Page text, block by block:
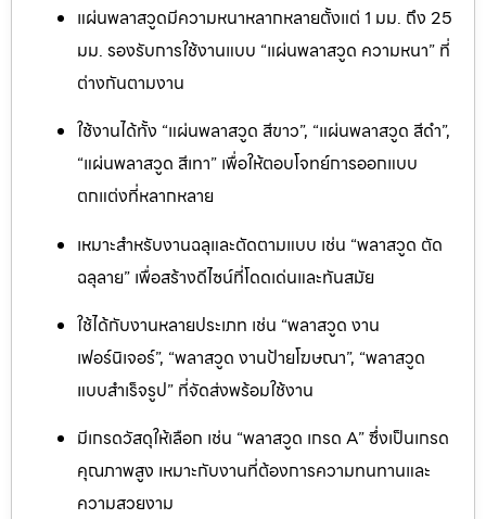
แผ่นพลาสวูดมีความหนาหลากหลายตั้งแต่ 1 มม. ถึง 25
มม. รองรับการใช้งานแบบ “แผ่นพลาสวูด ความหนา” ที่
ต่างกันตามงาน
ใช้งานได้ทั้ง “แผ่นพลาสวูด สีขาว”, “แผ่นพลาสวูด สีดำ”,
“แผ่นพลาสวูด สีเทา” เพื่อให้ตอบโจทย์การออกแบบ
ตกแต่งที่หลากหลาย
เหมาะสำหรับงานฉลุและตัดตามแบบ เช่น “พลาสวูด ตัด
ฉลุลาย” เพื่อสร้างดีไซน์ที่โดดเด่นและทันสมัย
ใช้ได้กับงานหลายประเภท เช่น “พลาสวูด งาน
เฟอร์นิเจอร์”, “พลาสวูด งานป้ายโฆษณา”, “พลาสวูด
แบบสำเร็จรูป” ที่จัดส่งพร้อมใช้งาน
มีเกรดวัสดุให้เลือก เช่น “พลาสวูด เกรด A” ซึ่งเป็นเกรด
คุณภาพสูง เหมาะกับงานที่ต้องการความทนทานและ
ความสวยงาม